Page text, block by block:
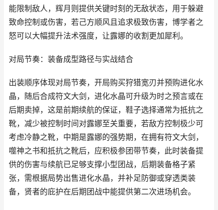
能限制敌人，辉月则提供关键时刻的无敌状态，用于躲避
致命控制或伤害，若己方顺风且追求极致伤害，博学者之
怒可以大幅提升法术强度，让露娜的收割更加犀利。
对局节奏：装备成型路径与实战结合
出装顺序体现对局节奏，开局购买狩猎宽刃并预购进化水
晶，随后合成符文大剑，进化水晶可升级为时之预言或在
后期卖掉，这是前期续航的保证，鞋子选择通常为抵抗之
靴，减少被控制时间对露娜至关重要，若敌方控制极少可
考虑冷静之靴，中期是露娜的强势期，在拥有符文大剑，
噬神之书和抵抗之靴后，应积极参团带节奏，此时装备提
供的伤害与续航已足够支撑小型团战，后期装备格子紧
张，需根据局势出售进化水晶，并补足防御或穿透类装
备，贤者的庇护在后期团战中能提供第二次进场机会。